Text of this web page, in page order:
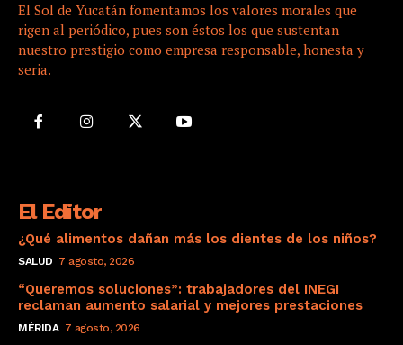
El Sol de Yucatán fomentamos los valores morales que
rigen al periódico, pues son éstos los que sustentan
nuestro prestigio como empresa responsable, honesta y
seria.
El Editor
¿Qué alimentos dañan más los dientes de los niños?
SALUD 7 agosto, 2026
“Queremos soluciones”: trabajadores del INEGI
reclaman aumento salarial y mejores prestaciones
MÉRIDA 7 agosto, 2026